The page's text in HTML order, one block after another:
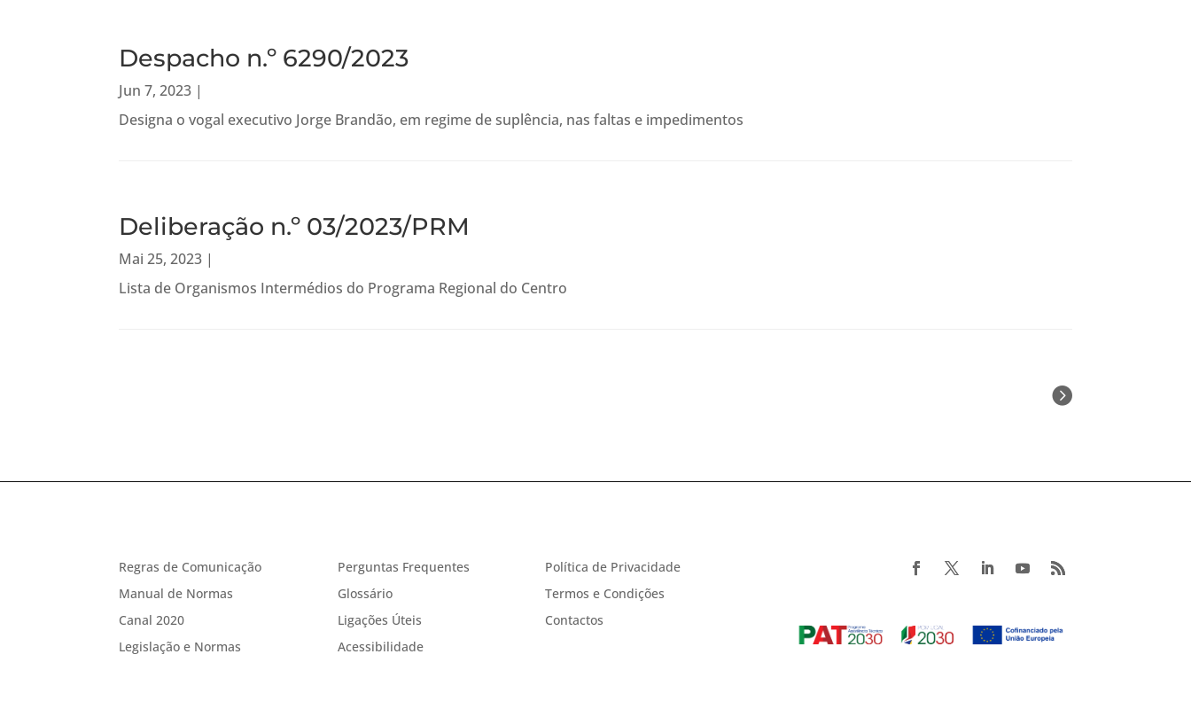
Despacho n.º 6290/2023
Jun 7, 2023 |
Designa o vogal executivo Jorge Brandão, em regime de suplência, nas faltas e impedimentos
Deliberação n.º 03/2023/PRM
Mai 25, 2023 |
Lista de Organismos Intermédios do Programa Regional do Centro
Next Entries »
Regras de Comunicação
Manual de Normas
Canal 2020
Legislação e Normas
Perguntas Frequentes
Glossário
Ligações Úteis
Acessibilidade
Política de Privacidade
Termos e Condições
Contactos